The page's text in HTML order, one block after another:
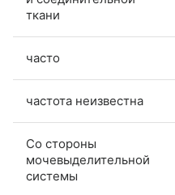
ткани
часто
частота неизвестна
Со стороны
мочевыделительной
системы